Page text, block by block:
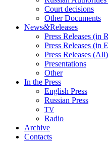
Court decisions
Other Documents
News&Releases
Press Releases (in
Press Releases (in
Press Releases (All)
Presentations
Other
In the Press
English Press
Russian Press
TV
Radio
Archive
Contacts